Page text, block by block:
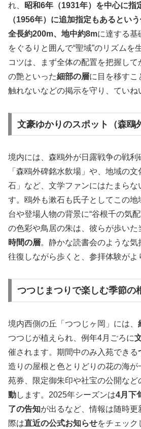
れ、
昭和6年（1931年）を中心に指
（1956年）に追加指定もあるとい
全長約200m、地中約8mに達する基
をぐるりと囲んで“聖域”のリズムを
コツは、まず全体の配置を把握し
の艶といった細部の層に目を移すこ
触れないなどの掲示を守り、ていね
文豪ゆかりのスポット（森鴎
境内には、森鴎外が日露戦争の戦利
「森鴎外碑銘水飲場」や、地域の
石」など、文学ファンにはたまらな
す。鴎外も漱石も氏子としてこの
台や登場人物の背景に“谷根千の気
の色彩や鳥居の朱は、彼らが歩いた
時間の層。静かな読書会のような
往復しながら歩くと、参拝体験がよ
つつじまつりで楽しむ季節の
境内西側の丘「つつじヶ岡」には、
つつじが植えられ、例年4月ごろに
催されます。期間中のみ入苑できる
造りの屋根と色とりどりの花の海が
苑券、限定御朱印や社宝の公開など
動します。2025年シーズンは4月下
了の告知が出るなど、情報は随時更
際は直近の公式お知らせをチェック